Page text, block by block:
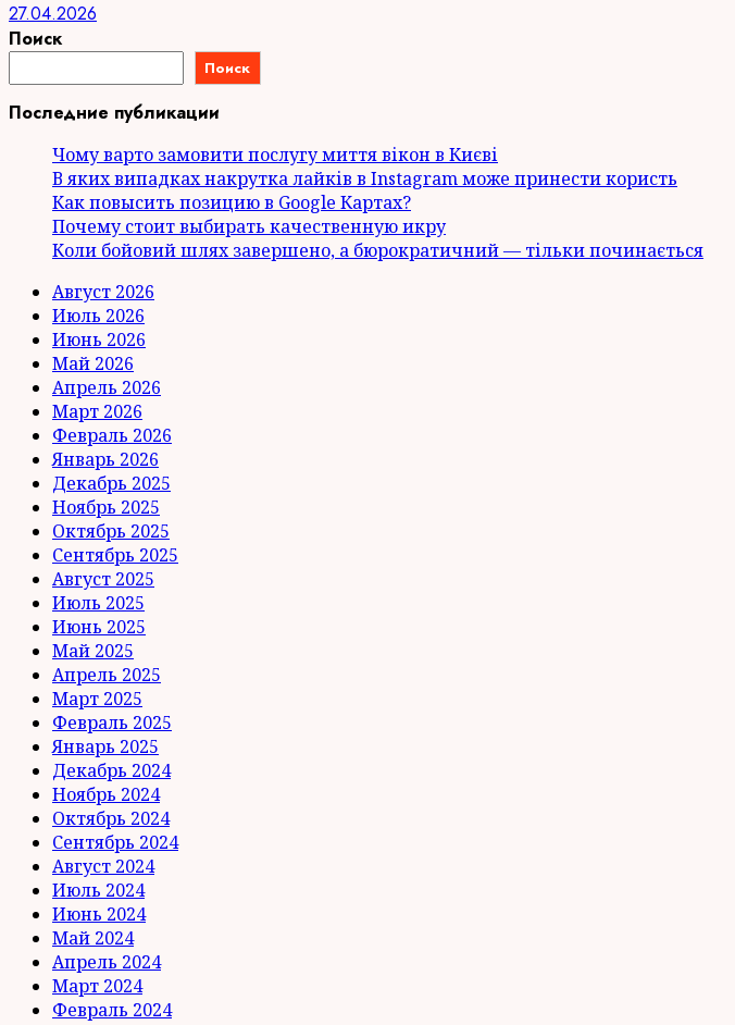
27.04.2026
Поиск
Поиск
Последние публикации
Чому варто замовити послугу миття вікон в Києві
В яких випадках накрутка лайків в Instagram може принести користь
Как повысить позицию в Google Картах?
Почему стоит выбирать качественную икру
Коли бойовий шлях завершено, а бюрократичний — тільки починається
Август 2026
Июль 2026
Июнь 2026
Май 2026
Апрель 2026
Март 2026
Февраль 2026
Январь 2026
Декабрь 2025
Ноябрь 2025
Октябрь 2025
Сентябрь 2025
Август 2025
Июль 2025
Июнь 2025
Май 2025
Апрель 2025
Март 2025
Февраль 2025
Январь 2025
Декабрь 2024
Ноябрь 2024
Октябрь 2024
Сентябрь 2024
Август 2024
Июль 2024
Июнь 2024
Май 2024
Апрель 2024
Март 2024
Февраль 2024